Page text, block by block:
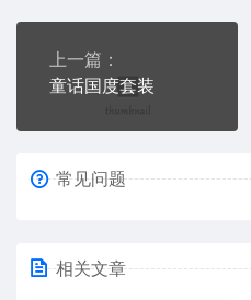
上一篇：
童话国度套装
常见问题
相关文章